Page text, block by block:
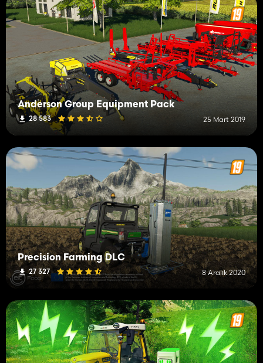
Anderson Group Equipment Pack
28 583 25 Mart 2019
Precision Farming DLC
27 327 8 Aralık 2020